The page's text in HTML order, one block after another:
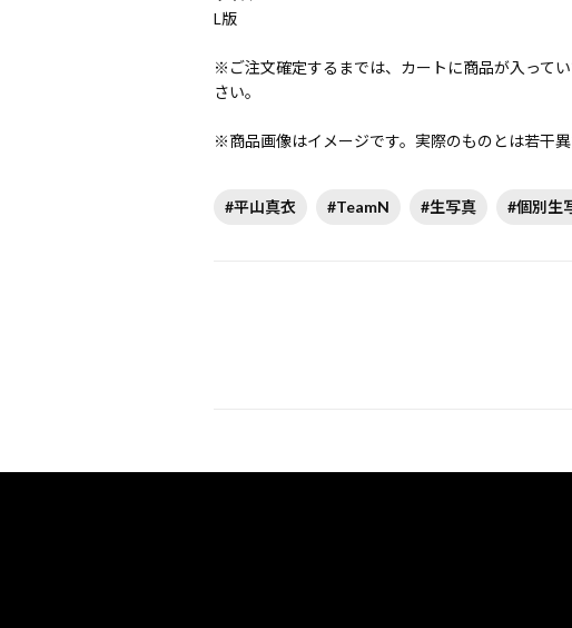
L版
※ご注文確定するまでは、カートに商品が入って
さい。
※商品画像はイメージです。実際のものとは若干
#平山真衣 #TeamN #生写真 #個別生